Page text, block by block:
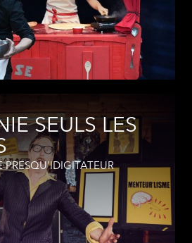
SEULS LES
PRESQU'IDIGITATEUR